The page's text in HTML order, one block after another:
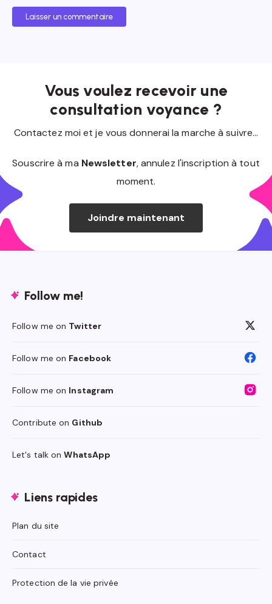
Laisser un commentaire
Vous voulez recevoir une
consultation voyance ?
Contactez moi et je vous donnerai la marche à suivre...
Souscrire à ma Newsletter, annulez l'inscription à tout
moment.
Joindre maintenant
Follow me!
Follow me on Twitter
Follow me on Facebook
Follow me on Instagram
Contribute on Github
Let's talk onWhatsApp
Liens rapides
Plan du site
Contact
Protection de la vie privée